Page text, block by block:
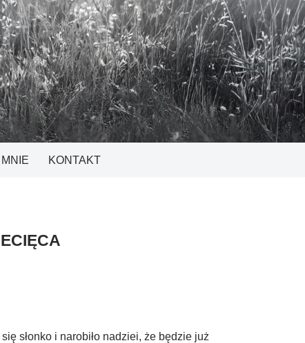
KONTAKT
słonko i narobiło nadziei, że będzie już